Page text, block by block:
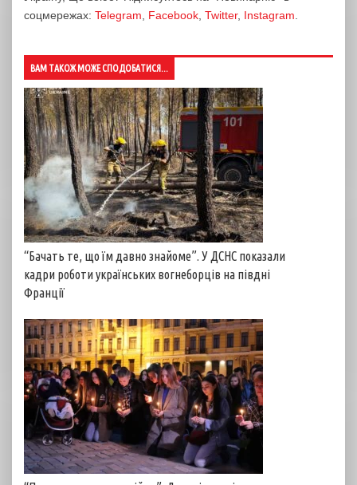
соцмережах: Telegram Facebook Twitter, Instagram
ВАМ ТАКОЖ МОЖЕ СПОДОБАТИСЯ...
“Бачать те, що їм давно знайоме”. У ДСНС показали
кадри роботи українських вогнеборців на півдні
Франції